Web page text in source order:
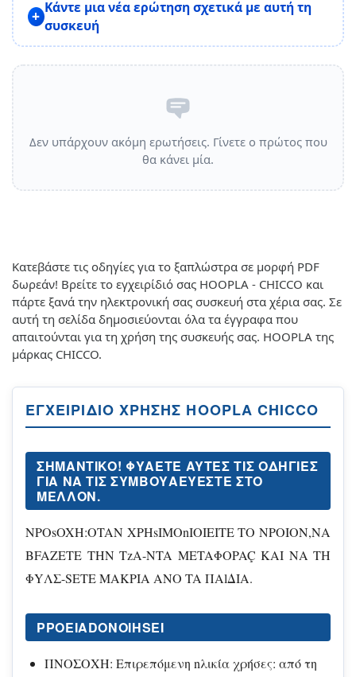
Κάντε μια νέα ερώτηση σχετικά με αυτή τη
συσκευή
Δεν υπάρχουν ακόμη ερωτήσεις. Γίνετε ο πρώτος που
θα κάνει μία.
Κατεβάστε τις οδηγίες για το ξαπλώστρα σε μορφή PDF
δωρεάν! Βρείτε το εγχειρίδιό σας HOOPLA - CHICCO και
πάρτε ξανά την ηλεκτρονική σας συσκευή στα χέρια σας. Σε
αυτή τη σελίδα δημοσιεύονται όλα τα έγγραφα που
απαιτούνται για τη χρήση της συσκευής σας. HOOPLA της
μάρκας CHICCO.
ΕΓΧΕΙΡΊΔΙΟ ΧΡΉΣΗΣ HOOPLA CHICCO
ΣHMANTIKO! ΦΥΑΕTE AYTEΣ TΙΣ OΔΗΓΙΕΣ
ΓΙΑ NA TΙΣ ΣΥΜΒΟΥΑΕΥΕΣΤΕ ΣΤΟ
MEΛΛΟΝ.
NPOsOXH:OTAN XPHsIMOnIOIEITE TO NPOION,NA
BFAZETE THN TzA-NTA METAΦOPAÇ KAI NA TH
ΦYΛΣ-SETE MAKPIA ANO TA ΠAlΔIA.
PPOEIADONOIHSEI
ΠΝΟΣΟΧΗ: Επιρεπόμενη nλικία χρήσες: από τη